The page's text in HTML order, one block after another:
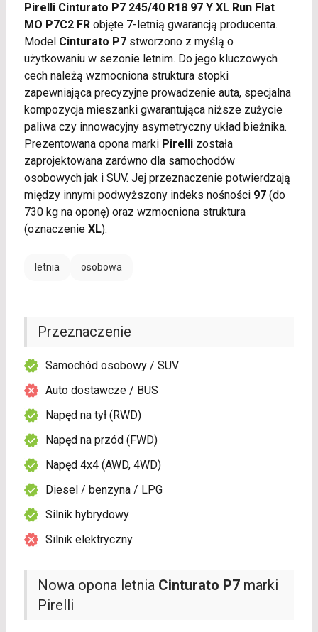
Pirelli Cinturato P7 245/40 R18 97 Y XL Run Flat
MO P7C2 FRobjęte 7-letnią gwarancją producenta.
Model Cinturato P7stworzono z myślą o
użytkowaniu w sezonie letnim. Do jego kluczowych
cech należą wzmocniona struktura stopki
zapewniająca precyzyjne prowadzenie auta, specjalna
kompozycja mieszanki gwarantująca niższe zużycie
paliwa czy innowacyjny asymetryczny układ bieżnika.
Prezentowana opona marki Pirellizostała
zaprojektowana zarówno dla samochodów
osobowych jak i SUV. Jej przeznaczenie potwierdzają
między innymi podwyższony indeks nośności 97(do
730 kg na oponę) oraz wzmocniona struktura
(oznaczenie XL).
letnia osobowa
Nowa opona letnia Cinturato P7marki
Pirelli
Przeznaczenie
Samochód osobowy / SUV
Auto dostawcze / BUS
Napęd na tył (RWD)
Napęd na przód (FWD)
Napęd 4x4 (AWD, 4WD)
Diesel / benzyna / LPG
Silnik hybrydowy
Silnik elektryczny